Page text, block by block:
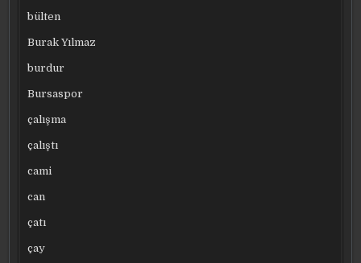
bülten
Burak Yılmaz
burdur
Bursaspor
çalışma
çalıştı
cami
can
çatı
çay